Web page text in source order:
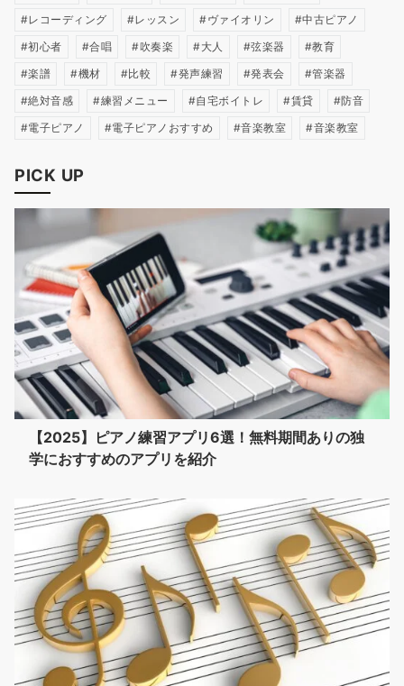
レコーディング
レッスン ヴァイオリン
中古ピアノ
初心者
合唱 吹奏楽 大人 弦楽器
教育
楽譜
機材 比較 発声練習 発表会
管楽器
絶対音感
練習メニュー 自宅ボイトレ 賃貸
防音
電子ピアノ
電子ピアノおすすめ 音楽教室 音楽教室
PICK UP
【2025】ピアノ練習アプリ6選！無料期間ありの独
学におすすめのアプリを紹介